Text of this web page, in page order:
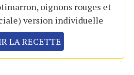
oignons rouges et
version individuelle
LA RECETTE